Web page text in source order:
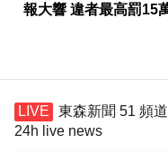
報大響 違者最高罰15
東森新聞 51 頻
24h live news